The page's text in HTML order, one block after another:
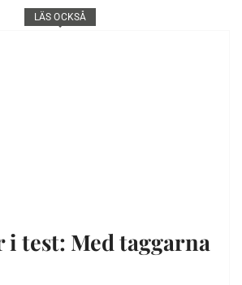
LÄS OCKSÅ
i test: Med taggarna